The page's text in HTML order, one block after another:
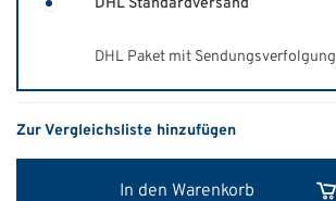
DHL Paket mit Sendungsverfolgung
Zur Vergleichsliste hinzufügen
In den Warenkorb